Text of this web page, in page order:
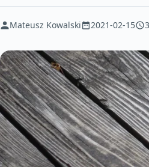
Mateusz Kowalski 2021-02-15